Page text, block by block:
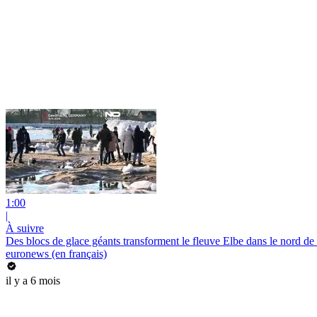
1:00
|
À suivre
Des blocs de glace géants transforment le fleuve Elbe dans le nord
euronews (en français)
il y a 6 mois